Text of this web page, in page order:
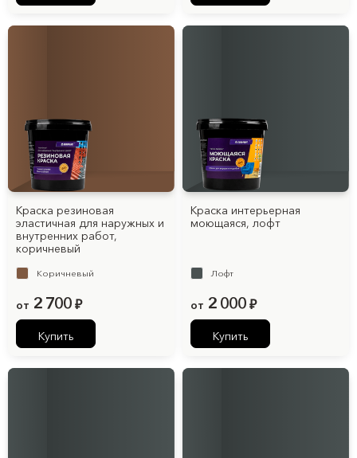
Краска резиновая
эластичная для наружных и
внутренних работ,
коричневый
Коричневый
от 2 700 ₽
Купить
Краска интерьерная
моющаяся, лофт
Лофт
от 2 000 ₽
Купить